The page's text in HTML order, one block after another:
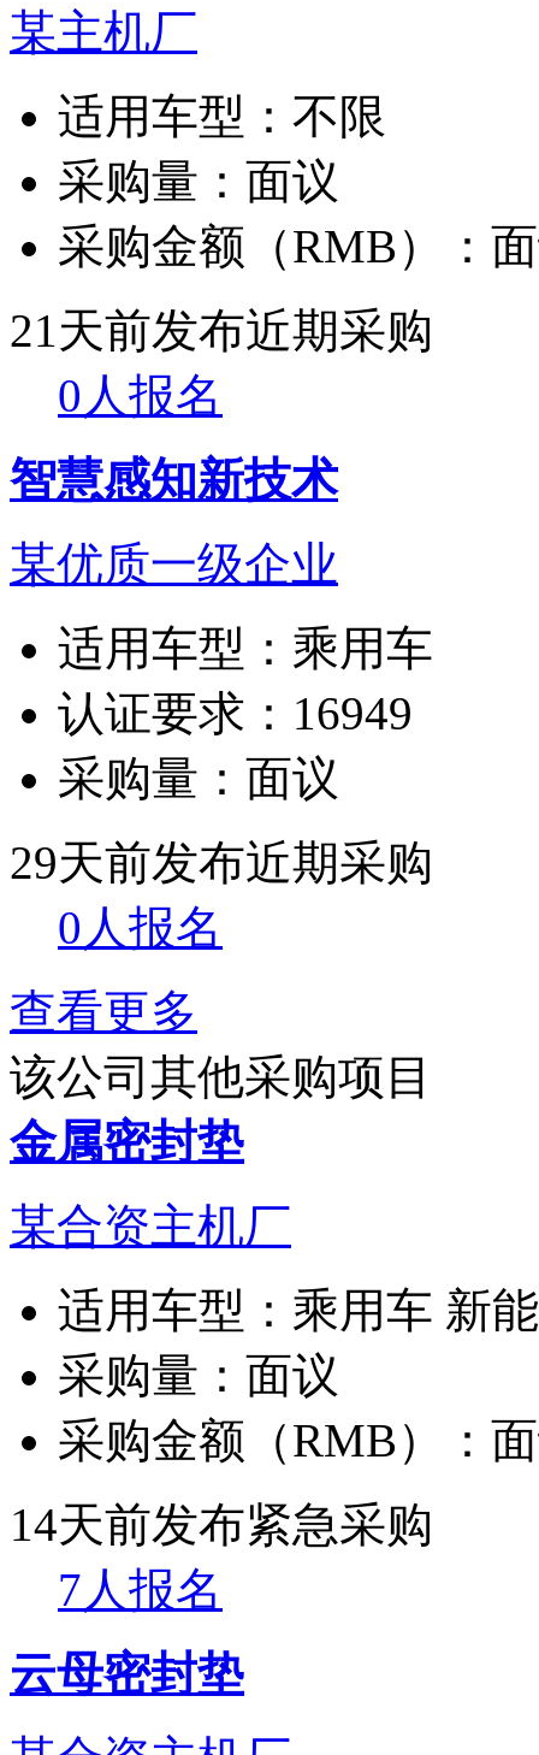
某主机厂
适用车型： 不限
采购量： 面议
采购金额（RMB）：
21天前发布近期采购
0人报名
智慧感知新技术
某优质一级企业
适用车型： 乘用车
认证要求： 16949
采购量： 面议
29天前发布近期采购
0人报名
查看更多
该公司其他采购项目
金属密封垫
某合资主机厂
适用车型： 乘用车 新
采购量： 面议
采购金额（RMB）：
14天前发布紧急采购
7人报名
云母密封垫